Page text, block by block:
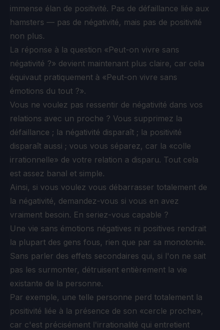
immense élan de positivité. Pas de défaillance liée aux
hamsters — pas de négativité, mais pas de positivité
non plus.
La réponse à la question «Peut-on vivre sans
négativité ?» devient maintenant plus claire, car cela
équivaut pratiquement à «Peut-on vivre sans
émotions du tout ?».
Vous ne voulez pas ressentir de négativité dans vos
relations avec un proche ? Vous supprimez la
défaillance ; la négativité disparaît ; la positivité
disparaît aussi ; vous vous séparez, car la «colle
irrationnelle» de votre relation a disparu. Tout cela
est assez banal et simple.
Ainsi, si vous voulez vous débarrasser totalement de
la négativité, demandez-vous si vous en avez
vraiment besoin. En seriez-vous capable ?
Une vie sans émotions négatives ni positives rendrait
la plupart des gens fous, rien que par sa monotonie.
Sans parler des effets secondaires qui, si l'on ne sait
pas les surmonter, détruisent entièrement la vie
existante de la personne.
Par exemple, une telle personne perd totalement la
positivité liée à la présence de son «cercle proche»,
car c'est précisément l'irrationalité qui entretient